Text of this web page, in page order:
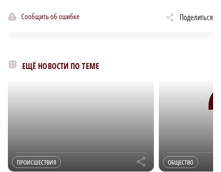
Сообщить об ошибке Поделиться
ЕЩЁ НОВОСТИ ПО ТЕМЕ
ПРОИСШЕСТВИЯ r ОБЩЕСТВО